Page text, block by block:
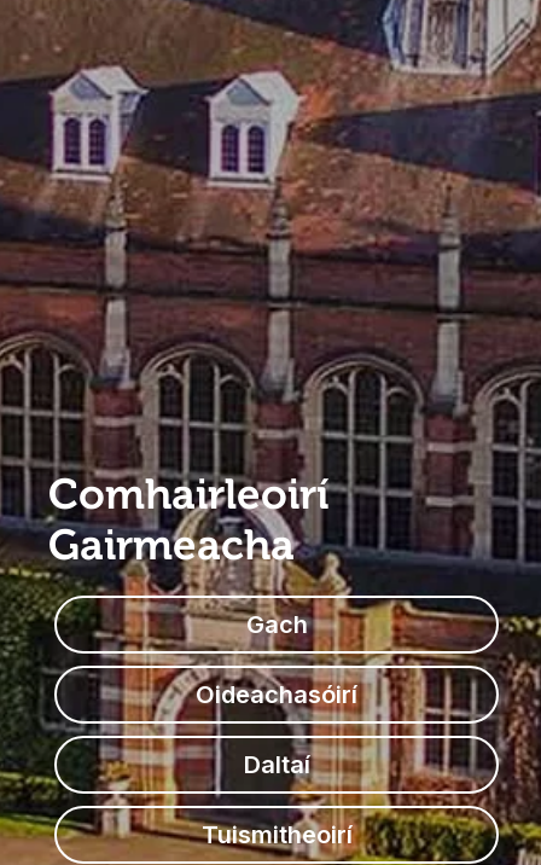
Comhairleoirí
Gairmeacha
Gach
Oideachasóirí
Daltaí
Tuismitheoirí